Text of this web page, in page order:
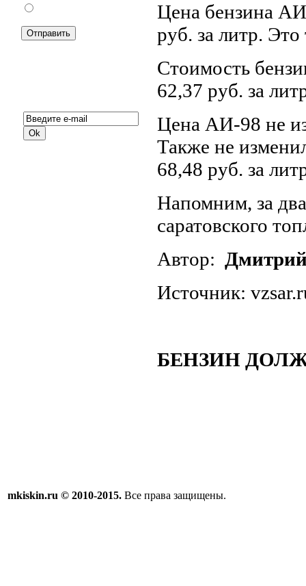
Цена бензина
руб. за литр.
Стоимость
62,37 руб. за
Цена АИ-98 не
Также не
68,48 руб. за
Напомним, за
саратовского
Автор:
Источник:
БЕНЗИН
mkiskin.ru © 2010-2015. Все права защищены.